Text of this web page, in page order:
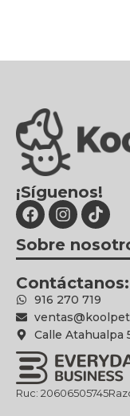
¡Síguenos!
Sobre
Contáctanos:
916 270 719
Calle Atahualpa
Ruc: 20606505745